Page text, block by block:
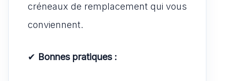
créneaux de remplacement qui vous
conviennent.
✔ Bonnes pratiques :